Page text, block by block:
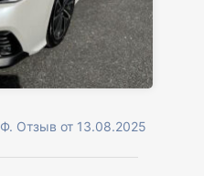
Отзыв от 13.08.2025